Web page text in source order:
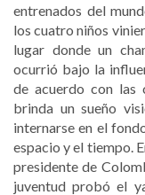
entrenados del
los cuatro niños
lugar donde un
ocurrió bajo la
de acuerdo con las
brinda un sueño
internarse en el
espacio y el tiempo.
presidente de
juventud probó el